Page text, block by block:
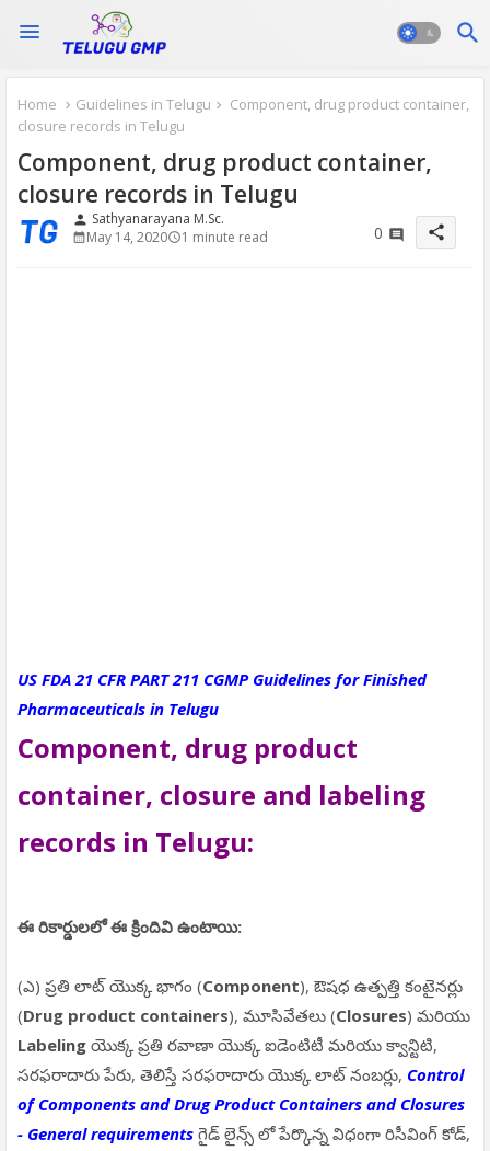
Home Guidelines in Telugu
Component, drug product container,
closure records in Telugu
Component, drug product container,
closure records in Telugu
person Sathyanarayana M.Sc.
May 14, 2020
1 minute read 0 share
US FDA 21 CFR PART 211 CGMP Guidelines for Finished
Pharmaceuticals in Telugu
Component, drug product
container, closure and labeling
records in Telugu:
ఈ రికార్డులలో ఈ క్రిందివి ఉంటాయి:
(ఎ) ప్రతి లాట్ యొక్క భాగం (Component), ఔషధ ఉత్పత్తి కంటైనర్లు
(Drug product containers), మూసివేతలు (Closures) మరియు
Labeling యొక్క ప్రతి రవాణా యొక్క ఐడెంటిటీ మరియు క్వాన్టిటి,
సరఫరాదారు పేరు, తెలిస్తే సరఫరాదారు యొక్క లాట్ నంబర్లు, Control
of Components and Drug Product Containers and Closures
- General requirements గైడ్ లైన్స్ లో పేర్కొన్న విధంగా రిసీవింగ్ కోడ్,